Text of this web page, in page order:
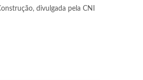
divulgada pela CNI